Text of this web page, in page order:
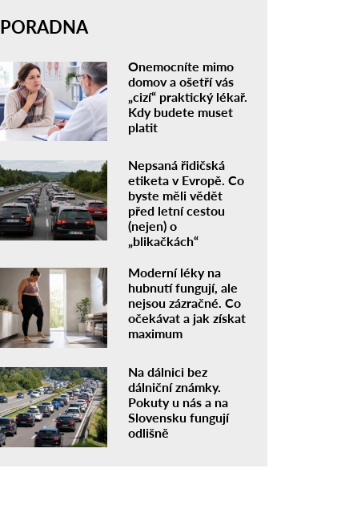
PORADNA
Onemocníte mimo
domov a ošetří vás
„cizí“ praktický lékař.
Kdy budete muset
platit
Nepsaná řidičská
etiketa v Evropě. Co
byste měli vědět
před letní cestou
(nejen) o
„blikačkách“
Moderní léky na
hubnutí fungují, ale
nejsou zázračné. Co
očekávat a jak získat
maximum
Na dálnici bez
dálniční známky.
Pokuty u nás a na
Slovensku fungují
odlišně